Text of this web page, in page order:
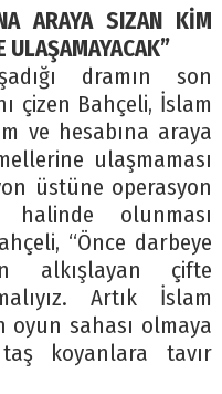
ARAYA SIZAN KİM
ULAŞAMAYACAK”
dramın son
çizen Bahçeli, İslam
ve hesabına araya
ulaşmaması
üstüne operasyon
olunması
“Önce darbeye
alkışlayan çifte
Artık İslam
oyun sahası olmaya
koyanlara tavır